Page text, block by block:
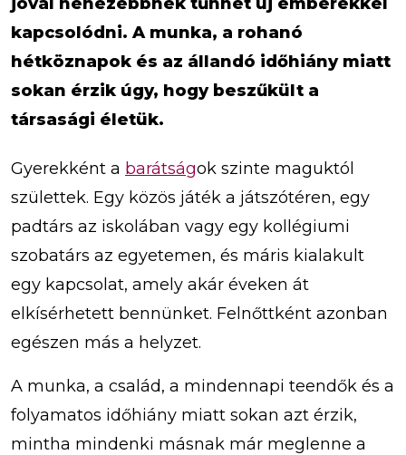
kapcsolódni. A munka, a rohanó
hétköznapok és az állandó időhiány miatt
sokan érzik úgy, hogy beszűkült a
társasági életük.
Gyerekként a barátságok szinte maguktól
születtek. Egy közös játék a játszótéren, egy
padtárs az iskolában vagy egy kollégiumi
szobatárs az egyetemen, és máris kialakult
egy kapcsolat, amely akár éveken át
elkísérhetett bennünket. Felnőttként azonban
egészen más a helyzet.
A munka, a család, a mindennapi teendők és a
folyamatos időhiány miatt sokan azt érzik,
mintha mindenki másnak már meglenne a